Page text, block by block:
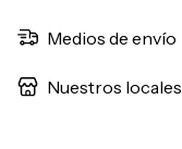
Medios de envío
Nuestros locales